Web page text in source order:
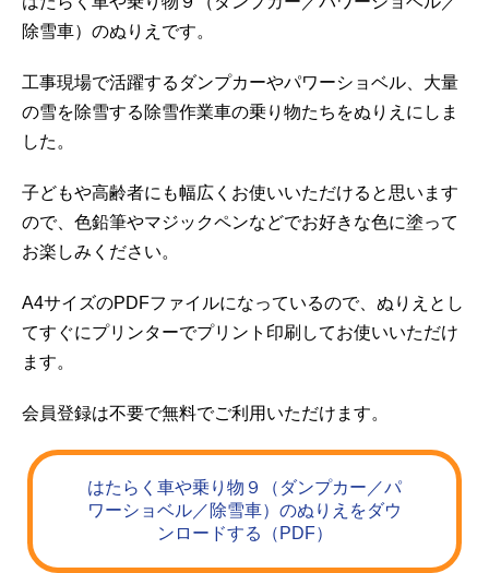
除雪車）のぬりえです。
工事現場で活躍するダンプカーやパワーショベル、大量
の雪を除雪する除雪作業車の乗り物たちをぬりえにしま
した。
子どもや高齢者にも幅広くお使いいただけると思います
ので、色鉛筆やマジックペンなどでお好きな色に塗って
お楽しみください。
A4サイズのPDFファイルになっているので、ぬりえとし
てすぐにプリンターでプリント印刷してお使いいただけ
ます。
会員登録は不要で無料でご利用いただけます。
はたらく車や乗り物９（ダンプカー／パ
ワーショベル／除雪車）のぬりえをダウ
ンロードする（PDF）